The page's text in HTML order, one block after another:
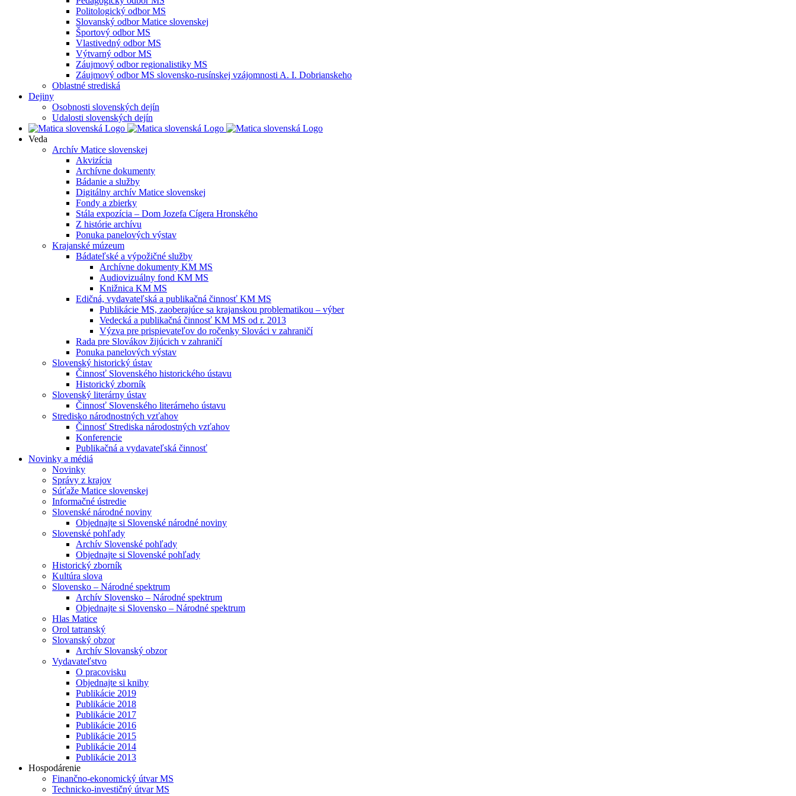
Politologický odbor MS
Slovanský odbor Matice slovenskej
Športový odbor MS
Vlastivedný odbor MS
Výtvarný odbor MS
Záujmový odbor regionalistiky MS
Záujmový odbor MS slovensko-rusínskej vzájomnosti A. I. Dobrianskeho
Oblastné strediská
Dejiny
Osobnosti slovenských dejín
Udalosti slovenských dejín
Veda
Archív Matice slovenskej
Akvizícia
Archívne dokumenty
Bádanie a služby
Digitálny archív Matice slovenskej
Fondy a zbierky
Stála expozícia – Dom Jozefa Cígera Hronského
Z histórie archívu
Ponuka panelových výstav
Krajanské múzeum
Bádateľské a výpožičné služby
Archívne dokumenty KM MS
Audiovizuálny fond KM MS
Knižnica KM MS
Edičná, vydavateľská a publikačná činnosť KM MS
Publikácie MS, zaoberajúce sa krajanskou problematikou – výber
Vedecká a publikačná činnosť KM MS od r. 2013
Výzva pre prispievateľov do ročenky Slováci v zahraničí
Rada pre Slovákov žijúcich v zahraničí
Ponuka panelových výstav
Slovenský historický ústav
Činnosť Slovenského historického ústavu
Historický zborník
Slovenský literárny ústav
Činnosť Slovenského literárneho ústavu
Stredisko národnostných vzťahov
Činnosť Strediska národostných vzťahov
Konferencie
Publikačná a vydavateľská činnosť
Novinky a médiá
Novinky
Správy z krajov
Súťaže Matice slovenskej
Informačné ústredie
Slovenské národné noviny
Objednajte si Slovenské národné noviny
Slovenské pohľady
Archív Slovenské pohľady
Objednajte si Slovenské pohľady
Historický zborník
Kultúra slova
Slovensko – Národné spektrum
Archív Slovensko – Národné spektrum
Objednajte si Slovensko – Národné spektrum
Hlas Matice
Orol tatranský
Slovanský obzor
Archív Slovanský obzor
Vydavateľstvo
O pracovisku
Objednajte si knihy
Publikácie 2019
Publikácie 2018
Publikácie 2017
Publikácie 2016
Publikácie 2015
Publikácie 2014
Publikácie 2013
Hospodárenie
Finančno-ekonomický útvar MS
Technicko-investičný útvar MS